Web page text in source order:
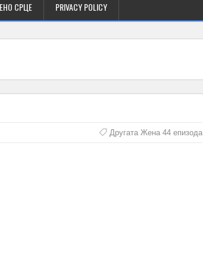
СРЦЕ PRIVACY POLICY
Другата Жена 44 епизода